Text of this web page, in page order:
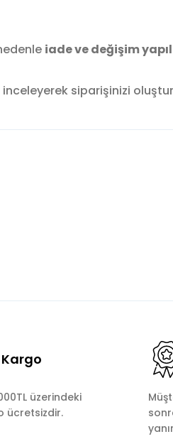
iade ve değişim
siparişinizi
üzerindeki
ücretsizdir.